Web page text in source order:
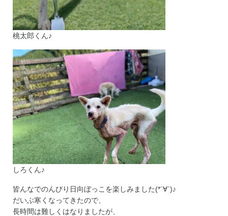
桃太郎くん♪
しろくん♪
皆んなでのんびり日向ぼっこを楽しみました(*´∀`)♪
だいぶ寒くなってきたので、
長時間は難しくはなりましたが、